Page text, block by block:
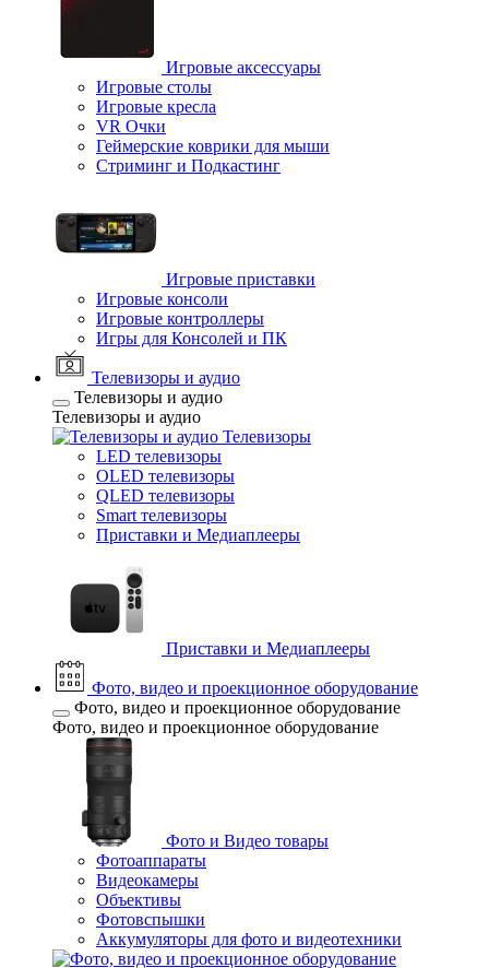
Игровые аксессуары
Игровые столы
Игровые кресла
VR Очки
Геймерские коврики для мыши
Стриминг и Подкастинг
Игровые приставки
Игровые консоли
Игровые контроллеры
Игры для Консолей и ПК
Телевизоры и аудио
Телевизоры и аудио
Телевизоры и аудио
Телевизоры
LED телевизоры
OLED телевизоры
QLED телевизоры
Smart телевизоры
Приставки и Медиаплееры
Приставки и Медиаплееры
Фото, видео и проекционное оборудование
Фото, видео и проекционное оборудование
Фото, видео и проекционное оборудование
Фото и Видео товары
Фотоаппараты
Видеокамеры
Объективы
Фотовспышки
Аккумуляторы для фото и видеотехники